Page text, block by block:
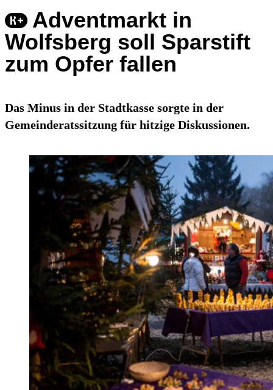
Adventmarkt in
Wolfsberg soll Sparstift
zum Opfer fallen
Das Minus in der Stadtkasse sorgte in der
Gemeinderatssitzung für hitzige Diskussionen.